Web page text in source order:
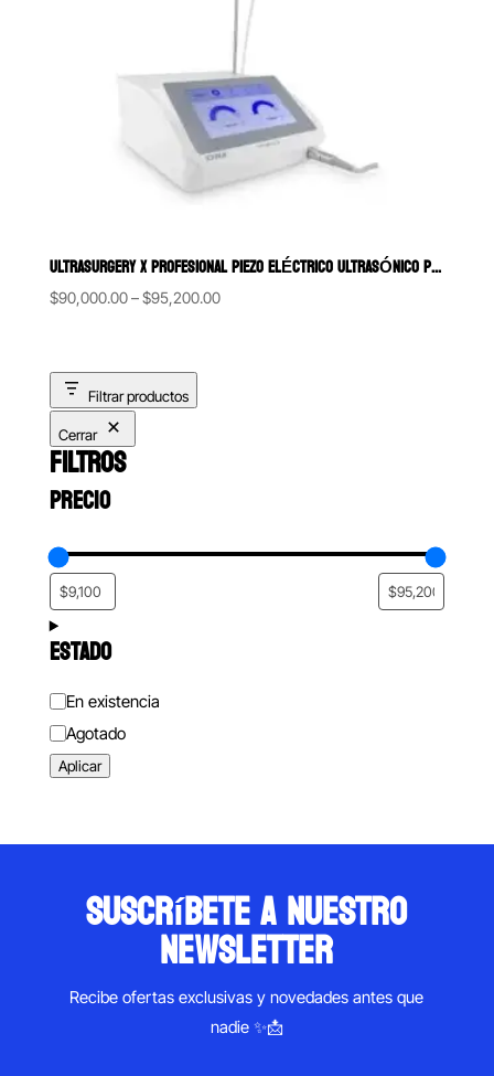
ULTRASURGERY X PROFESIONAL PIEZO ELÉCTRICO ULTRASÓNICO PARA
$90,000.00–$95,200.00Price
Filtrar productos
Cerrar
FILTROS
PRECIO
ESTADO
Estado
En existencia
Agotado
Aplicar
suscríbete a nuestro
newsletter
Recibe ofertas exclusivas y novedades antes que
nadie ✨📩